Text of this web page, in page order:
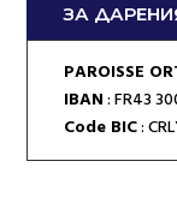
ЗА
PAROISSE
IBAN : FR43
Code BIC: